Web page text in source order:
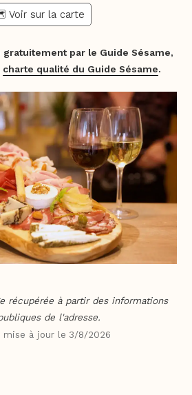
sur la carte
par le Guide Sésame,
charte qualité du Guide Sésame.
récupérée à partir des informations
de l'adresse.
à jour le 3/8/2026